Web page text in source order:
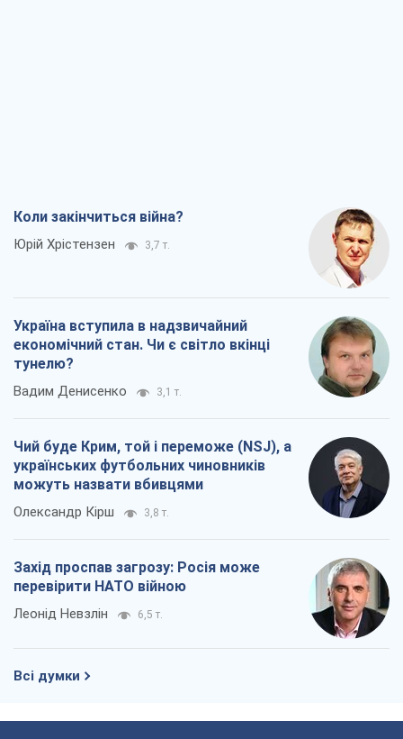
Коли закінчиться війна?
Юрій Хрістензен 3,7 т.
Україна вступила в надзвичайний
економічний стан. Чи є світло вкінці
тунелю?
Вадим Денисенко 3,1 т.
Чий буде Крим, той і переможе (NSJ), а
українських футбольних чиновників
можуть назвати вбивцями
Олександр Кірш 3,8 т.
Захід проспав загрозу: Росія може
перевірити НАТО війною
Леонід Невзлін 6,5 т.
Всі думки